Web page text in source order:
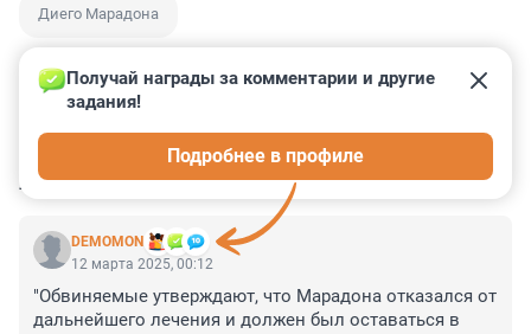
Диего Марадона
КОММЕНТАРИИ 10
DEMOMON
Получай награды за комментарии и другие
задания!
Подробнее в профиле
12 марта 2025, 00:12
"Обвиняемые утверждают, что Марадона отказался от
дальнейшего лечения и должен был оставаться в